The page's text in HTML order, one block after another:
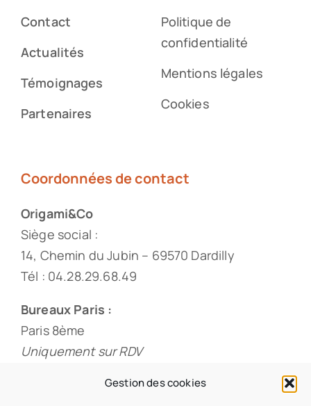
Gestion des cookies
Contact
Actualités
Témoignages
Partenaires
Politique de
confidentialité
Mentions légales
Cookies
Coordonnées de contact
Origami&Co
Siège social :
14, Chemin du Jubin – 69570 Dardilly
Tél : 04.28.29.68.49
Bureaux Paris :
Paris 8ème
Uniquement sur RDV